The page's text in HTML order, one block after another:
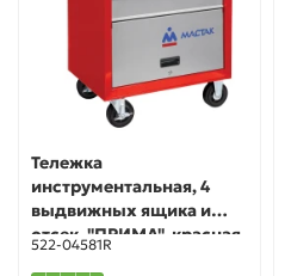
Тележка
инструментальная, 4
выдвижных ящика и
отсек, "ПРИМА", красная
МАСТАК 522-04581R
522-04581R